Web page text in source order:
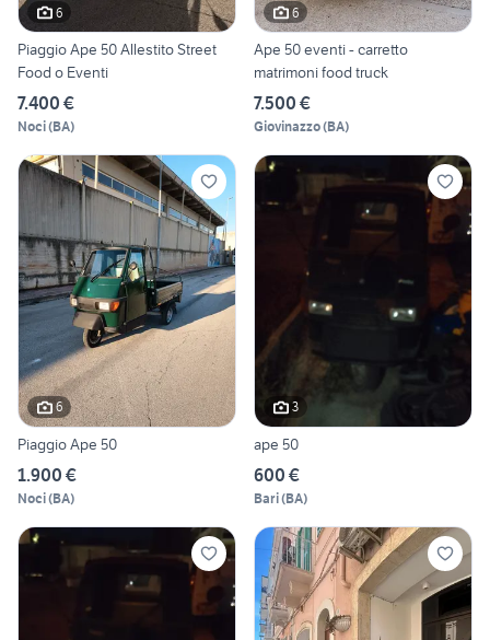
6
Piaggio Ape 50 Allestito Street
Food o Eventi
7.400 €
Noci(BA)
6
Ape 50 eventi - carretto
matrimoni food truck
7.500 €
Giovinazzo(BA)
6
Piaggio Ape 50
1.900 €
Noci(BA)
3
ape 50
600 €
Bari(BA)